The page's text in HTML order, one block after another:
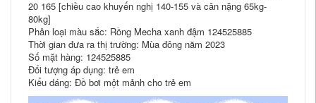
20 165 [chiều cao khuyến nghị 140-155 và cân nặng 65kg-
80kg]
Phân loại màu sắc: Rồng Mecha xanh đậm 124525885
Thời gian đưa ra thị trường: Mùa đông năm 2023
Số mặt hàng: 124525885
Đối tượng áp dụng: trẻ em
Kiểu dáng: Đồ bơi một mảnh cho trẻ em